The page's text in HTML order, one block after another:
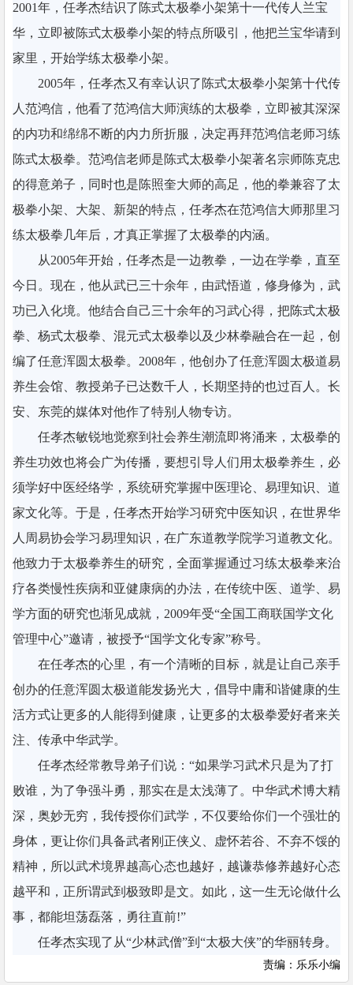
2001年，任孝杰结识了陈式太极拳小架第十一代传人兰宝
华，立即被陈式太极拳小架的特点所吸引，他把兰宝华请到
家里，开始学练太极拳小架。
2005年，任孝杰又有幸认识了陈式太极拳小架第十代传
人范鸿信，他看了范鸿信大师演练的太极拳，立即被其深深
的内功和绵绵不断的内力所折服，决定再拜范鸿信老师习练
陈式太极拳。范鸿信老师是陈式太极拳小架著名宗师陈克忠
的得意弟子，同时也是陈照奎大师的高足，他的拳兼容了太
极拳小架、大架、新架的特点，任孝杰在范鸿信大师那里习
练太极拳几年后，才真正掌握了太极拳的内涵。
从2005年开始，任孝杰是一边教拳，一边在学拳，直至
今日。现在，他从武已三十余年，由武悟道，修身修为，武
功已入化境。他结合自己三十余年的习武心得，把陈式太极
拳、杨式太极拳、混元式太极拳以及少林拳融合在一起，创
编了任意浑圆太极拳。2008年，他创办了任意浑圆太极道易
养生会馆、教授弟子已达数千人，长期坚持的也过百人。长
安、东莞的媒体对他作了特别人物专访。
任孝杰敏锐地觉察到社会养生潮流即将涌来，太极拳的
养生功效也将会广为传播，要想引导人们用太极拳养生，必
须学好中医经络学，系统研究掌握中医理论、易理知识、道
家文化等。于是，任孝杰开始学习研究中医知识，在世界华
人周易协会学习易理知识，在广东道教学院学习道教文化。
他致力于太极拳养生的研究，全面掌握通过习练太极拳来治
疗各类慢性疾病和亚健康病的办法，在传统中医、道学、易
学方面的研究也渐见成就，2009年受“全国工商联国学文化
管理中心”邀请，被授予“国学文化专家”称号。
在任孝杰的心里，有一个清晰的目标，就是让自己亲手
创办的任意浑圆太极道能发扬光大，倡导中庸和谐健康的生
活方式让更多的人能得到健康，让更多的太极拳爱好者来关
注、传承中华武学。
任孝杰经常教导弟子们说：“如果学习武术只是为了打
败谁，为了争强斗勇，那实在是太浅薄了。中华武术博大精
深，奥妙无穷，我传授你们武学，不仅要给你们一个强壮的
身体，更让你们具备武者刚正侠义、虚怀若谷、不弃不馁的
精神，所以武术境界越高心态也越好，越谦恭修养越好心态
越平和，正所谓武到极致即是文。如此，这一生无论做什么
事，都能坦荡磊落，勇往直前!”
任孝杰实现了从“少林武僧”到“太极大侠”的华丽转身。
责编：乐乐小编